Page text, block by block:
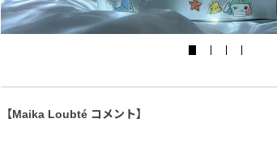
【Maika Loubté コメント】